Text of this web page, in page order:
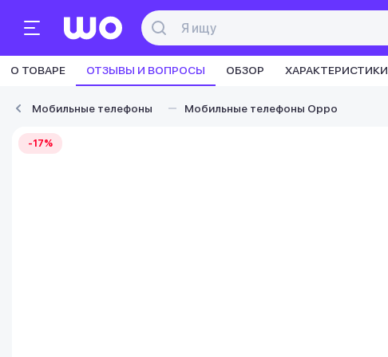
О ТОВАРЕ ОТЗЫВЫ И ВОПРОСЫ ОБЗОР ХАРАКТЕРИСТИКИ
Мобильные телефоны Мобильные телефоны Oppo
-17%